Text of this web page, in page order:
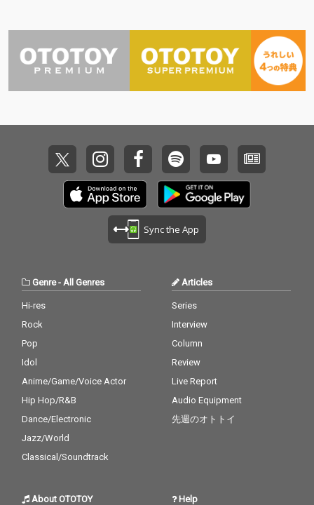
Sync the App
Genre- All Genres
Hi-res
Rock
Pop
Idol
Anime/Game/Voice Actor
Hip Hop/R&B
Dance/Electronic
Jazz/World
Classical/Soundtrack
Articles
Series
Interview
Column
Review
Live Report
Audio Equipment
先週のオトトイ
About OTOTOY Help